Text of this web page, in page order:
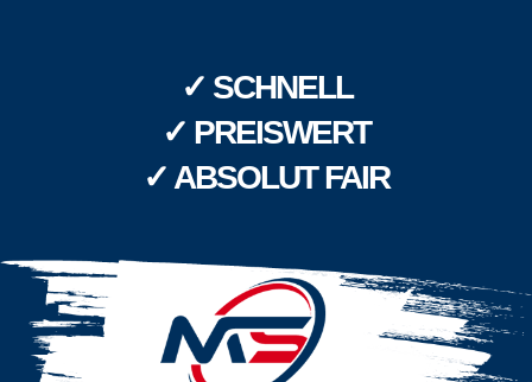
✓ SCHNELL
✓ PREISWERT
✓ ABSOLUT FAIR